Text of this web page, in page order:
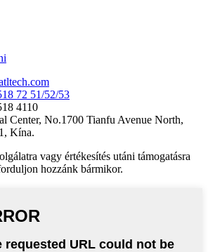
72 51/52/53
4110
Center, No.1700 Tianfu Avenue North,
Kína.
vagy értékesítés utáni támogatásra
hozzánk bármikor.